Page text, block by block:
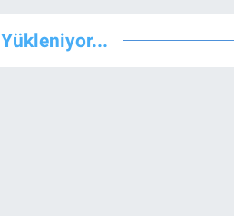
Yükleniyor...